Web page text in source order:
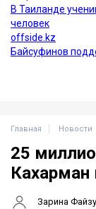
Главная Новости
25
Зарина